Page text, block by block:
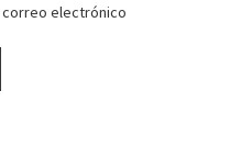
electrónico